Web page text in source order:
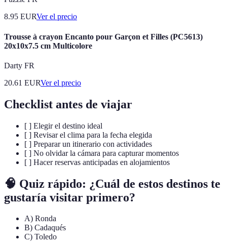
8.95 EURVer el precio
Trousse à crayon Encanto pour Garçon et Filles (PC5613)
20x10x7.5 cm Multicolore
Darty FR
20.61 EURVer el precio
Checklist antes de viajar
[ ] Elegir el destino ideal
[ ] Revisar el clima para la fecha elegida
[ ] Preparar un itinerario con actividades
[ ] No olvidar la cámara para capturar momentos
[ ] Hacer reservas anticipadas en alojamientos
🧠 Quiz rápido: ¿Cuál de estos destinos te
gustaría visitar primero?
A) Ronda
B) Cadaqués
C) Toledo